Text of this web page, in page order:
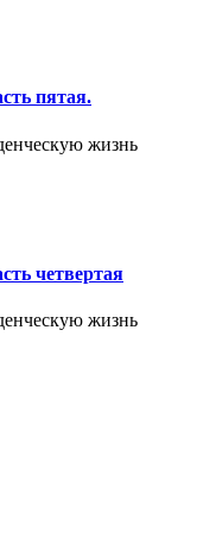
пятая.
жизнь
четвертая
жизнь